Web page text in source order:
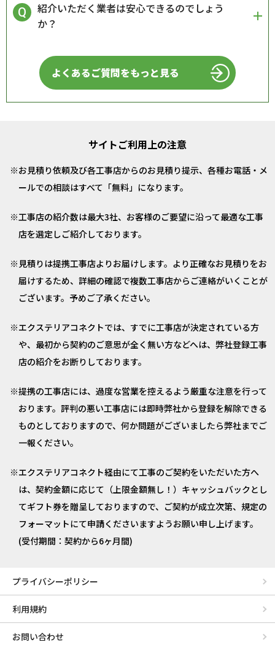
紹介いただく業者は安心できるのでしょう
か？
よくあるご質問をもっと見る
サイトご利用上の注意
お見積り依頼及び各工事店からのお見積り提示、各種お電話・メ
ールでの相談はすべて「無料」になります。
工事店の紹介数は最大3社、お客様のご要望に沿って最適な工事
店を選定しご紹介しております。
見積りは提携工事店よりお届けします。より正確なお見積りをお
届けするため、詳細の確認で複数工事店からご連絡がいくことが
ございます。予めご了承ください。
エクステリアコネクトでは、すでに工事店が決定されている方
や、最初から契約のご意思が全く無い方などへは、弊社登録工事
店の紹介をお断りしております。
提携の工事店には、過度な営業を控えるよう厳重な注意を行って
おります。評判の悪い工事店には即時弊社から登録を解除できる
ものとしておりますので、何か問題がございましたら弊社までご
一報ください。
エクステリアコネクト経由にて工事のご契約をいただいた方へ
は、契約金額に応じて（上限金額無し！）キャッシュバックとし
てギフト券を贈呈しておりますので、ご契約が成立次第、規定の
フォーマットにて申請くださいますようお願い申し上げます。
(受付期間：契約から6ヶ月間)
プライバシーポリシー
利用規約
お問い合わせ